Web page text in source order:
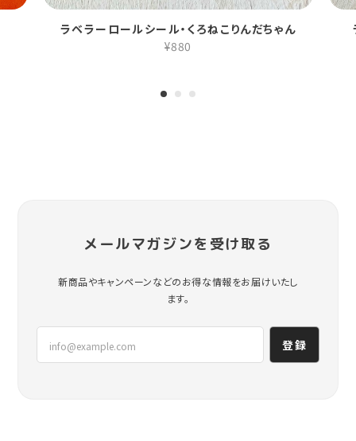
ラベラーロールシール・くろねこりんだちゃん
¥880
メールマガジンを受け取る
新商品やキャンペーンなどのお得な情報をお届けいたし
ます。
登録